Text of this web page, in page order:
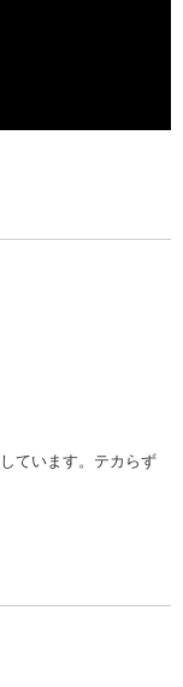
ています。テカらず